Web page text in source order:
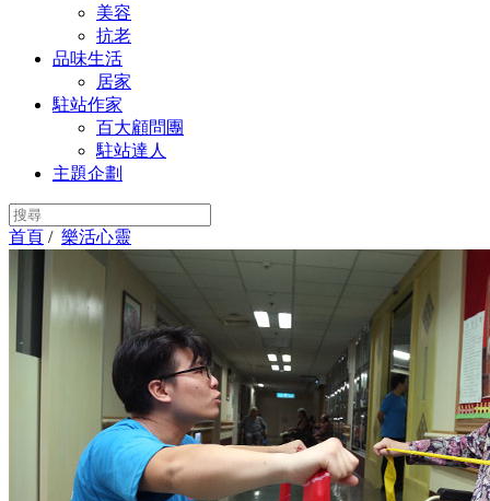
美容
抗老
品味生活
居家
駐站作家
百大顧問團
駐站達人
主題企劃
首頁 / 樂活心靈